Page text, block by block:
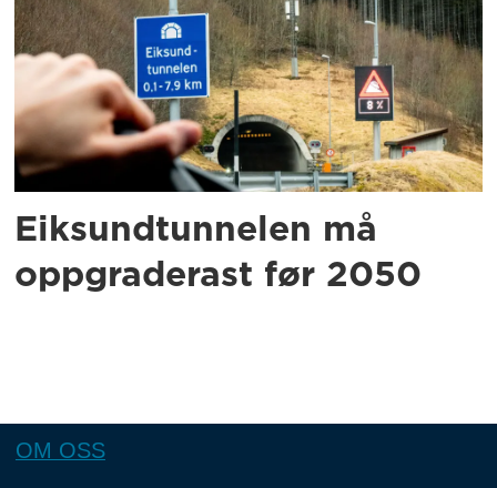
Eiksundtunnelen må
oppgraderast før 2050
OM OSS